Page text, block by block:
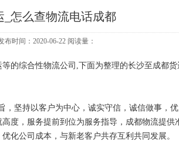
_怎么查物流电话成都
布时间：2020-06-22 阅读量：
的综合性物流公司,下面为整理的长沙至成都
坚持以客户为中心，诚实守信，诚信做事，
度，服务提前到位为服务指导，成都物流提供
化公司成本，与新老客户共存互利共同发展。